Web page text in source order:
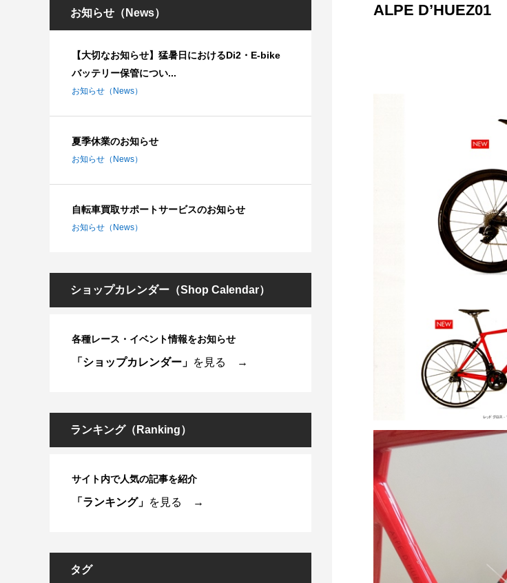
ALPE D’HUEZ01
お知らせ（News）
【大切なお知らせ】猛暑日におけるDi2・E-bike
バッテリー保管につい...
お知らせ（News）
夏季休業のお知らせ
お知らせ（News）
自転車買取サポートサービスのお知らせ
お知らせ（News）
ショップカレンダー（Shop Calendar）
各種レース・イベント情報をお知らせ
「ショップカレンダー」 を見る →
ランキング（Ranking）
サイト内で人気の記事を紹介
「ランキング」 を見る →
タグ